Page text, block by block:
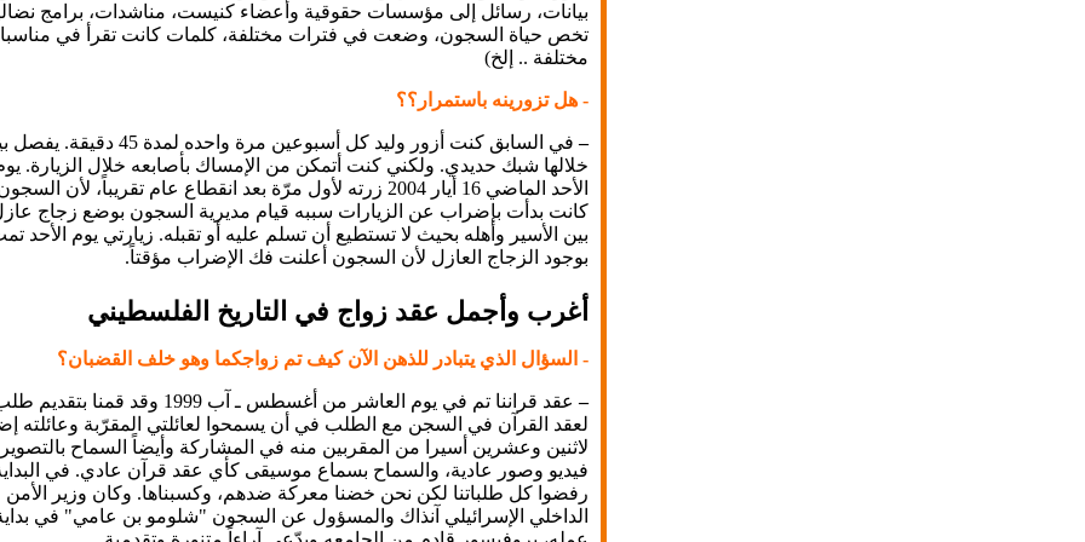
بيانات، رسائل إلى مؤسسات حقوقية وأعضاء كنيست، مناشدات، برامج
تخص حياة السجون، وضعت في فترات مختلفة، كلمات كانت تقرأ في
مختلفة .. إلخ)
- هل تزورينه باستمرار؟؟
–
في السابق كنت أزور وليد كل أسبوعين مرة واحده لمدة 45
خلالها شبك حديدي. ولكني كنت أتمكن من الإمساك بأصابعه خلال الزيارة.
الأحد الماضي 16 أيار 2004 زرته لأول مرّة بعد انقطاع عام تقريباً، لأن
كانت بدأت بإضراب عن الزيارات سببه قيام مديرية السجون بوضع زجاج
بين الأسير وأهله بحيث لا تستطيع أن تسلم عليه أو تقبله. زيارتي يوم الأحد
بوجود الزجاج العازل لأن السجون أعلنت فك الإضراب مؤقتاً.
أغرب وأجمل عقد زواج في التاريخ الفلسطيني
- السؤال الذي يتبادر للذهن الآن كيف تم زواجكما وهو خلف القضبان؟
–
عقد قراننا تم في يوم العاشر من أغسطس ـ آب 1999 وقد قمنا بتقديم
لعقد القرآن في السجن مع الطلب في أن يسمحوا لعائلتي المقرّبة وعائلته
لاثنين وعشرين أسيرا من المقربين منه في المشاركة وأيضاً السماح
فيديو وصور عادية، والسماح بسماع موسيقى كأي عقد قرآن عادي. في
رفضوا كل طلباتنا لكن نحن خضنا معركة ضدهم، وكسبناها. وكان وزير الأمن
الداخلي الإسرائيلي آنذاك والمسؤول عن السجون "شلومو بن عامي" في